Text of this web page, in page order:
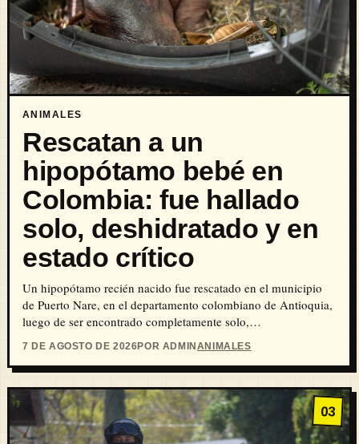
ANIMALES
Rescatan a un
hipopótamo bebé en
Colombia: fue hallado
solo, deshidratado y en
estado crítico
Un hipopótamo recién nacido fue rescatado en el municipio
de Puerto Nare, en el departamento colombiano de Antioquia,
luego de ser encontrado completamente solo,…
7 DE AGOSTO DE 2026POR ADMINANIMALES
03